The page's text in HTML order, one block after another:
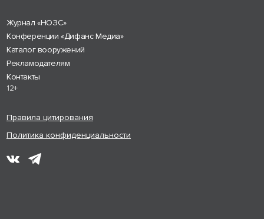
Журнал «НОЗС»
Конференции «Дифанс Медиа»
Каталог вооружений
Рекламодателям
Контакты
12+
Правила цитирования
Политика конфиденциальности